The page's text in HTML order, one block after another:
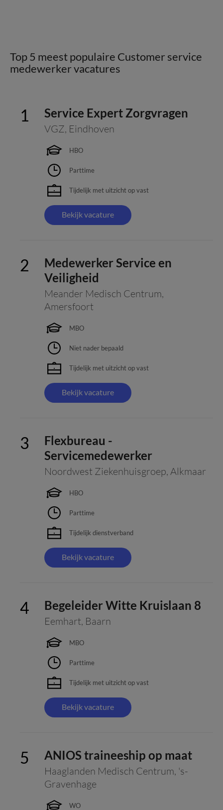
Top 5 meest populaire Customer service
medewerker vacatures
Service Expert Zorgvragen
VGZ, Eindhoven
HBO
Parttime
Tijdelijk met uitzicht op vast
Bekijk vacature
Medewerker Service en
Veiligheid
Meander Medisch Centrum,
Amersfoort
MBO
Niet nader bepaald
Tijdelijk met uitzicht op vast
Bekijk vacature
Flexbureau -
Servicemedewerker
Noordwest Ziekenhuisgroep, Alkmaar
HBO
Parttime
Tijdelijk dienstverband
Bekijk vacature
Begeleider Witte Kruislaan 8
Eemhart, Baarn
MBO
Parttime
Tijdelijk met uitzicht op vast
Bekijk vacature
ANIOS traineeship op maat
Haaglanden Medisch Centrum, 's-
Gravenhage
WO